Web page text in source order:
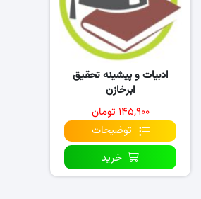
ادبیات و پیشینه تحقیق
ابرخازن
۱۴۵,۹۰۰ تومان
توضیحات
خرید